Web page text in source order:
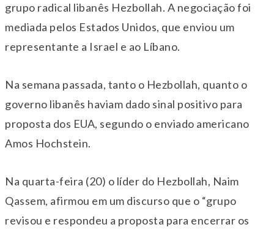
grupo radical libanês Hezbollah. A negociação foi
mediada pelos Estados Unidos, que enviou um
representante a Israel e ao Líbano.
Na semana passada, tanto o Hezbollah, quanto o
governo libanês haviam dado sinal positivo para
proposta dos EUA, segundo o enviado americano
Amos Hochstein.
Na quarta-feira (20) o líder do Hezbollah, Naim
Qassem, afirmou em um discurso que o “grupo
revisou e respondeu a proposta para encerrar os